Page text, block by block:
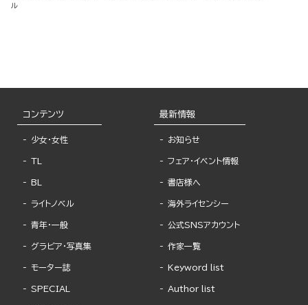
新生活を送ります～ コミッ
ル
コンテンツ
少女・女性
TL
BL
ライトノベル
青年・一般
グラビア・写真集
モーター誌
SPECIAL
最新情報
お知らせ
フェア・イベント情報
書店様へ
海外ライセンシー
公式SNSアカウント
作家一覧
Keyword list
Author list